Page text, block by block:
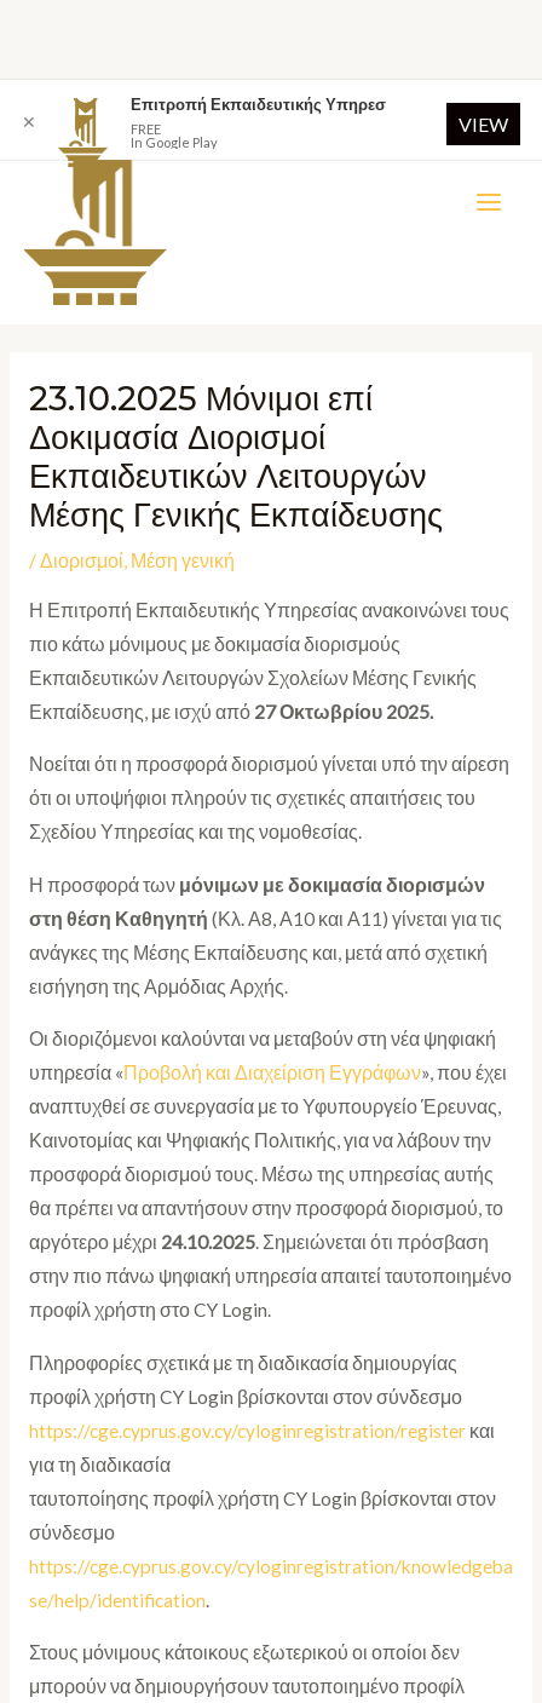
23.10.2025 Μόνιμοι επί
Δοκιμασία Διορισμοί
Εκπαιδευτικών Λειτουργών
Μέσης Γενικής Εκπαίδευσης
/Διορισμοί, Μέση γενική
Η Επιτροπή Εκπαιδευτικής Υπηρεσίας ανακοινώνει τους
πιο κάτω μόνιμους με δοκιμασία διορισμούς
Εκπαιδευτικών Λειτουργών Σχολείων Μέσης Γενικής
Εκπαίδευσης, με ισχύ από 27 Οκτωβρίου 2025.
Νοείται ότι η προσφορά διορισμού γίνεται υπό την αίρεση
ότι οι υποψήφιοι πληρούν τις σχετικές απαιτήσεις του
Σχεδίου Υπηρεσίας και της νομοθεσίας.
Η προσφορά των μόνιμων με δοκιμασία διορισμών
στη θέση Καθηγητή (Κλ. Α8, Α10 και Α11) γίνεται για τις
ανάγκες της Μέσης Εκπαίδευσης και, μετά από σχετική
εισήγηση της Αρμόδιας Αρχής.
Οι διοριζόμενοι καλούνται να μεταβούν στη νέα ψηφιακή
υπηρεσία «Προβολή και Διαχείριση Εγγράφων», που έχει
αναπτυχθεί σε συνεργασία με το Υφυπουργείο Έρευνας,
Καινοτομίας και Ψηφιακής Πολιτικής, για να λάβουν την
προσφορά διορισμού τους. Μέσω της υπηρεσίας αυτής
θα πρέπει να απαντήσουν στην προσφορά διορισμού, το
αργότερο μέχρι 24.10.2025. Σημειώνεται ότι πρόσβαση
στην πιο πάνω ψηφιακή υπηρεσία απαιτεί ταυτοποιημένο
προφίλ χρήστη στο CY Login.
Πληροφορίες σχετικά με τη διαδικασία δημιουργίας
προφίλ χρήστη CY Login βρίσκονται στον σύνδεσμο
https://cge.cyprus.gov.cy/cyloginregistration/registerκαι
για τη διαδικασία
ταυτοποίησης προφίλ χρήστη CY Login βρίσκονται στον
σύνδεσμο
https://cge.cyprus.gov.cy/cyloginregistration/knowledgeba
se/help/identification.
Στους μόνιμους κάτοικους εξωτερικού οι οποίοι δεν
μπορούν να δημιουργήσουν ταυτοποιημένο προφίλ
✕
Επιτροπή Εκπαιδευτικής Υπηρεσ
FREE
In Google Play
VIEW